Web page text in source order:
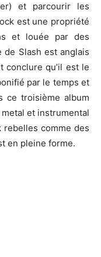
et parcourir les
est une propriété
et louée par des
Slash est anglais
conclure qu’il est le
par le temps et
ce troisième album
et instrumental
comme des
en pleine forme.